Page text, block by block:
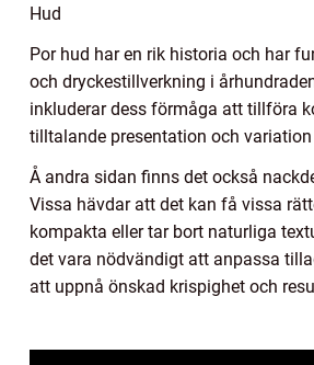
Hud
Por hud har en rik historia och har
och dryckestillverkning i
inkluderar dess förmåga att tillföra
tilltalande presentation och variation
Å andra sidan finns det också
Vissa hävdar att det kan få vissa
kompakta eller tar bort naturliga
det vara nödvändigt att anpassa
att uppnå önskad krispighet och